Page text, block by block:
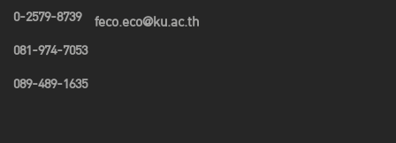
0-2579-8739
081-974-7053
089-489-1635
feco.eco@ku.ac.th